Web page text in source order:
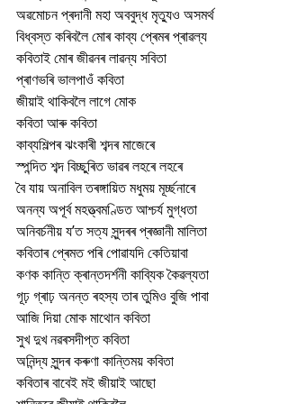
অৱমোচন প্ৰদানী মহা অববুদ্ধ মৃত্যুও অসমৰ্থ
বিধ্বস্ত কৰিবলৈ মোৰ কাব্য প্ৰেমৰ প্ৰাৱল্য
কবিতাই মোৰ জীৱনৰ লাৱন্য সবিতা
প্ৰাণভৰি ভালপাওঁ কবিতা
জীয়াই থাকিবলৈ লাগে মোক
কবিতা আৰু কবিতা
কাব্যশিল্পৰ ঝংকাৰী শব্দৰ মাজেৰে
স্পন্দিত শব্দ বিচ্ছুৰিত ভাৱৰ লহৰে লহৰে
বৈ যায় অনাবিল তৰঙ্গায়িত মধুময় মূৰ্চ্ছনাৰে
অনন্য অপূৰ্ব মহত্ত্বমণ্ডিত আশ্চৰ্য মুগ্ধতা
অনিবৰ্চনীয় য’ত সত্য সুন্দৰৰ প্ৰজ্ঞানী মালিতা
কবিতাৰ প্ৰেমত পৰি পোৱাযদি কেতিয়াবা
কণক কান্তি ক্ৰান্তদৰ্শনী কাব্যিক কৈৱল্যতা
গূঢ় গ্ৰাঢ় অনন্ত ৰহস্য তাৰ তুমিও বুজি পাবা
আজি দিয়া মোক মাথোন কবিতা
সুখ দুখ নৱৰসদীপ্ত কবিতা
অনিন্দ্য সুন্দৰ কৰুণা কান্তিময় কবিতা
কবিতাৰ বাবেই মই জীয়াই আছো